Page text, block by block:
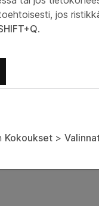
jos
.
Kokoukset >